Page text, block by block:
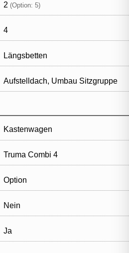
2 (Option: 5)
4
Längsbetten
Aufstelldach, Umbau Sitzgruppe
Kastenwagen
Truma Combi 4
Option
Nein
Ja